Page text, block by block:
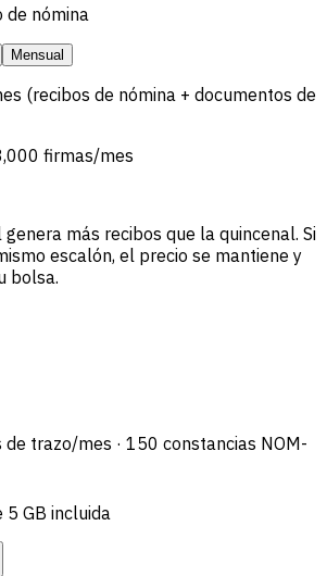
de nómina
Mensual
(recibos de nómina + documentos de
firmas/mes
más recibos que la quincenal. Si
escalón, el precio se mantiene y
bolsa.
trazo/mes · 150 constancias NOM-
5 GB incluida